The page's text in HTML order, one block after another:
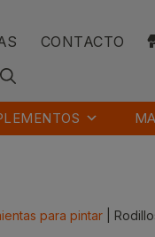
CONTACTO
para pintar |